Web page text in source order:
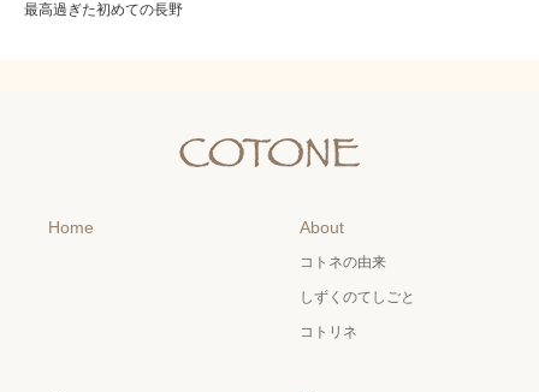
最高過ぎた初めての長野
Home About
コトネの由来
しずくのてしごと
コトリネ